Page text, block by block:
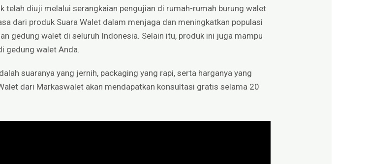
telah diuji melalui serangkaian pengujian di rumah-rumah burung walet
dari produk Suara Walet dalam menjaga dan meningkatkan populasi
gedung walet di seluruh Indonesia. Selain itu, produk ini juga mampu
gedung walet Anda.
suaranya yang jernih, packaging yang rapi, serta harganya yang
dari Markaswalet akan mendapatkan konsultasi gratis selama 20